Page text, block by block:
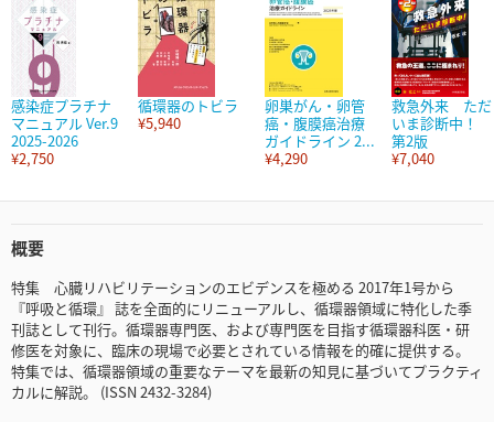
感染症プラチナ
マニュアル Ver.9
2025-2026
¥2,750
循環器のトビラ
¥5,940
卵巣がん・卵管
癌・腹膜癌治療
ガイドライン 2...
¥4,290
救急外来 ただ
いま診断中！
第2版
¥7,040
概要
特集 心臓リハビリテーションのエビデンスを極める 2017年1号から
『呼吸と循環』 誌を全面的にリニューアルし、循環器領域に特化した季
刊誌として刊行。循環器専門医、および専門医を目指す循環器科医・研
修医を対象に、臨床の現場で必要とされている情報を的確に提供する。
特集では、循環器領域の重要なテーマを最新の知見に基づいてプラクティ
カルに解説。 (ISSN 2432-3284)